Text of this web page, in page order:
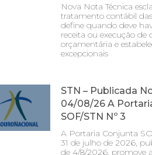
Nova Nota Técnica
tratamento contábil
define quando deve
receita ou execução de
orçamentária e
excepcionais
STN – Publicada
04/08/26 A
SOF/STN Nº 3
A Portaria Conjunta
31 de julho de 2026,
de 4/8/2026, promove